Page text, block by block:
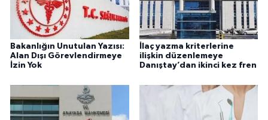
Bakanlığın Unutulan Yazısı:
Alan Dışı Görevlendirmeye
İzin Yok
İlaç yazma kriterlerine
ilişkin düzenlemeye
Danıştay’dan ikinci kez fren